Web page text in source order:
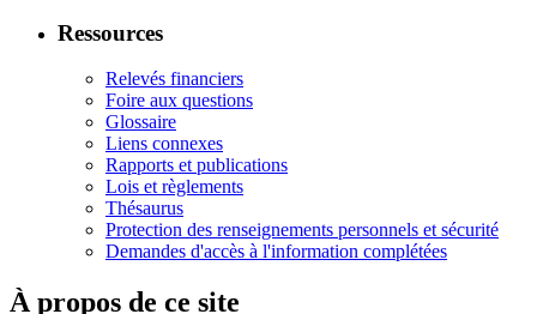
Ressources
Relevés financiers
Foire aux questions
Glossaire
Liens connexes
Rapports et publications
Lois et règlements
Thésaurus
Protection des renseignements personnels et sécurité
Demandes d'accès à l'information complétées
À propos de ce site